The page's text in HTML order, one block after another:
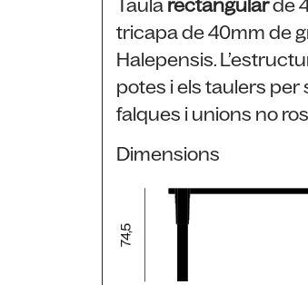
Taula rectangularde
tricapa de 40mm de
Halepensis.
potes i els taulers
falques i unions no
Dimensions